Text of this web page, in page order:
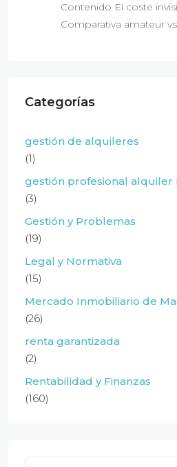
Contenido El coste
Comparativa amateur
Categorías
gestión de alquileres
(1)
gestión profesional alquiler
(3)
Gestión y Problemas
(19)
Legal y Normativa
(15)
Mercado Inmobiliario de
(26)
renta garantizada
(2)
Rentabilidad y Finanzas
(160)